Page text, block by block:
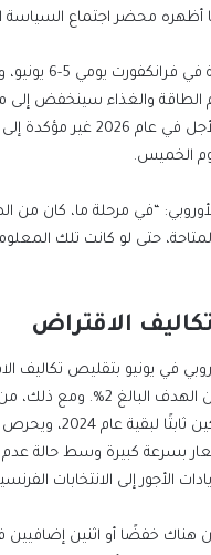
أظهره محضر اجتماع السياسة
اجتمع صناع السياسة في
الطاقة والغذاء سينخفض إلى
المتوسطات طويلة الأجل في عام
الخميس.
“في مرحلة ما، كان من
حتى لو كانت تلك
الاقتراض
في يونيو بتقليص تكاليف
مع اقتراب التضخم من الهدف
نمو أسعار المستهلكين
بسرعة كبيرة وسط حالة عدم
الأجور إلى الانتخابات
هناك خفضًا أو اثنين إضافيين